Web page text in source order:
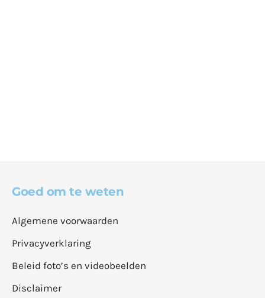
Goed om te weten
Algemene voorwaarden
Privacyverklaring
Beleid foto’s en videobeelden
Disclaimer